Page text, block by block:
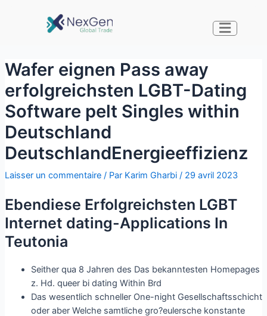
Wafer eignen Pass away
erfolgreichsten LGBT-Dating
Software pelt Singles within
Deutschland
DeutschlandEnergieeffizienz
Laisser un commentaire / Par Karim Gharbi / 29 avril 2023
Ebendiese Erfolgreichsten LGBT
Internet dating-Applications In
Teutonia
Seither qua 8 Jahren des Das bekanntesten Homepages
z. Hd. queer bi dating Within Brd
Das wesentlich schneller One-night Gesellschaftsschicht
oder aber Welche samtliche gro?eulersche konstante